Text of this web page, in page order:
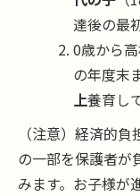
達後の最
0歳から
の年度末
上養育し
（注意）経済的
の一部を保護者が
みます。お子様が